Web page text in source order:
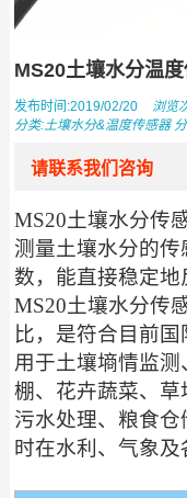
MS20土壤水分温
发布时间:2019/02/20 浏览
分类:土壤水分&温度传感器
请联系我们咨询
MS20土壤水分传
测量土壤水分的
数，能直接稳定地
MS20土壤水分传
比，是符合目前
用于土壤墒情监
棚、花卉蔬菜、草
污水处理、粮食
时在水利、气象及